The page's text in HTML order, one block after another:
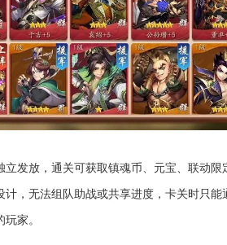
发放，通关可获取镇魂币、元宝、联动
，无法组队助战或共享进度，卡关时只
家。